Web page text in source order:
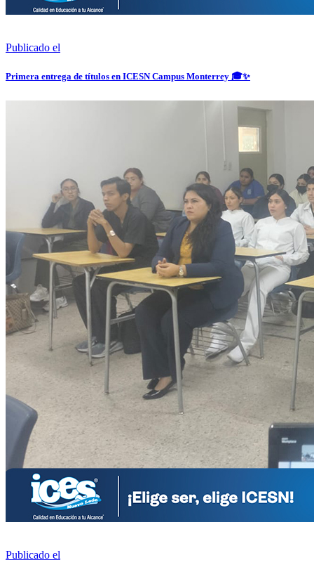
Publicado el
Primera entrega de títulos en ICESN Campus Monterrey 🎓✨
Publicado el